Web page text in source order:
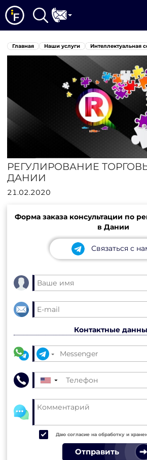
О
Главная Наши услуги Интеллектуальная
РЕГУЛИРОВАНИЕ
ДАНИИ
21.02.2020
Форма заказа консультации по
в Дании
Связаться с
Контактные
▼
Даю согласие на обработку и
Отправить